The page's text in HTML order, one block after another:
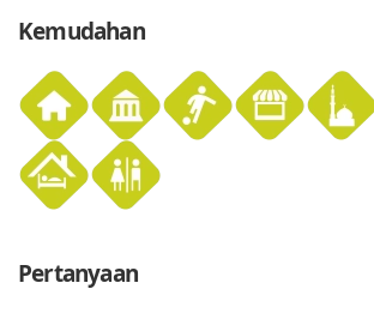
Kemudahan
Pertanyaan